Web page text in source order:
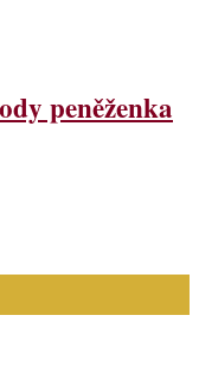
peněženka